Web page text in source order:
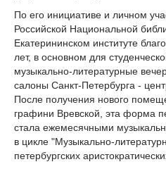
По его инициативе и личном
Российской Национальной
Екатерининском институте
лет, в основном для
музыкально-литературные
салоны Санкт-Петербурга -
После получения нового
графини Вревской, эта форма
стала ежемесячными
в цикле "Музыкально-
петербургских